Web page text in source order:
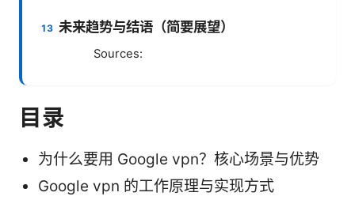
未来趋势与结语（简要展望）
Sources:
目录
为什么要用 Google vpn？核心场景与优势
Google vpn 的工作原理与实现方式